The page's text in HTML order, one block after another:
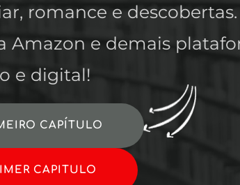
romance e descobertas.
Amazon e demais
e digital!
CAPÍTULO
CAPITULO